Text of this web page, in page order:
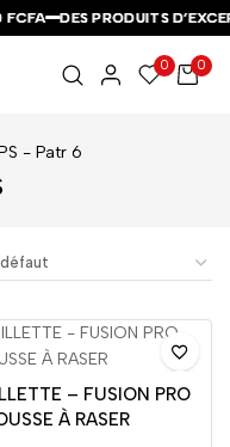
DES PRODUITS
DES PRODUITS
DES PRODUITS
0 0
- Patr 6
– FUSION PRO
À RASER